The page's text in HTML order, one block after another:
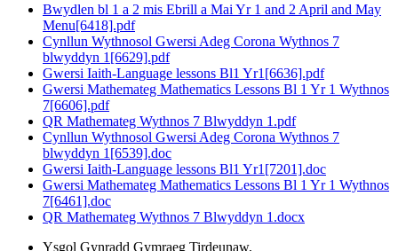
Bwydlen bl 1 a 2 mis Ebrill a Mai Yr 1 and 2 April and May
Menu[6418].pdf
Cynllun Wythnosol Gwersi Adeg Corona Wythnos 7
blwyddyn 1[6629].pdf
Gwersi Iaith-Language lessons Bl1 Yr1[6636].pdf
Gwersi Mathemateg Mathematics Lessons Bl 1 Yr 1 Wythnos
7[6606].pdf
QR Mathemateg Wythnos 7 Blwyddyn 1.pdf
Cynllun Wythnosol Gwersi Adeg Corona Wythnos 7
blwyddyn 1[6539].doc
Gwersi Iaith-Language lessons Bl1 Yr1[7201].doc
Gwersi Mathemateg Mathematics Lessons Bl 1 Yr 1 Wythnos
7[6461].doc
QR Mathemateg Wythnos 7 Blwyddyn 1.docx
Ysgol Gynradd Gymraeg Tirdeunaw,